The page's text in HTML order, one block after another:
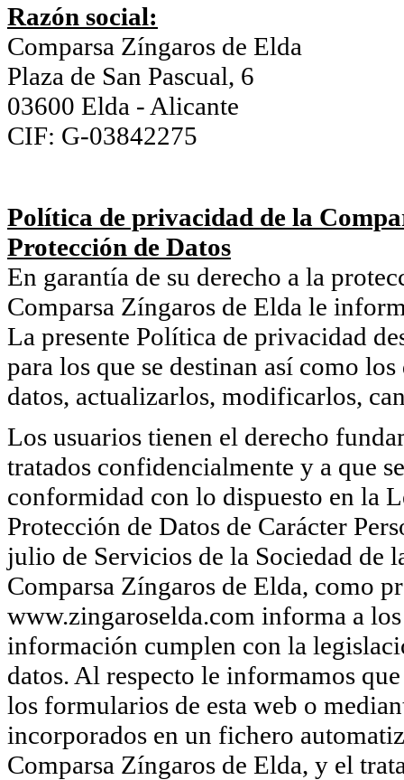
Razón social:
Comparsa Zíngaros de Elda
Plaza de San Pascual, 6
03600 Elda - Alicante
CIF: G-03842275
Política de privacidad de la
Protección de Datos
En garantía de su derecho a la
Comparsa Zíngaros de Elda le
La presente Política de privacidad
para los que se destinan así como
datos, actualizarlos, modificarlos,
Los usuarios tienen el derecho
tratados confidencialmente y a que
conformidad con lo dispuesto en la
Protección de Datos de Carácter
julio de Servicios de la Sociedad
Comparsa Zíngaros de Elda, como
www.zingaroselda.com informa a
información cumplen con la
datos. Al respecto le informamos
los formularios de esta web o
incorporados en un fichero
Comparsa Zíngaros de Elda, y el